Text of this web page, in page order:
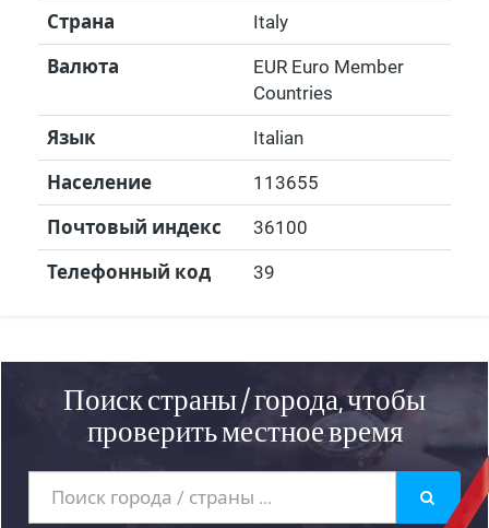
Страна Italy
Валюта
EUR Euro Member
Countries
Язык Italian
Население 113655
Почтовый индекс 36100
Телефонный код 39
Поиск страны / города, чтобы
проверить местное время